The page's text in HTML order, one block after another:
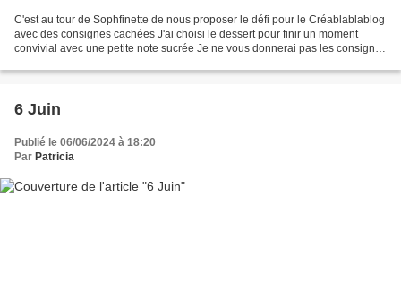
C'est au tour de Sophfinette de nous proposer le défi pour le Créablablablog
avec des consignes cachées J'ai choisi le dessert pour finir un moment
convivial avec une petite note sucrée Je ne vous donnerai pas les consignes
6 Juin
Publié le 06/06/2024 à 18:20
Par Patricia